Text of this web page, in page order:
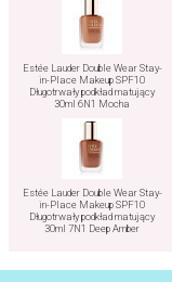
Estée Lauder Double Wear Stay-
in-Place Makeup SPF10
Długotrwały podkład matujący
30ml 6N1 Mocha
Estée Lauder Double Wear Stay-
in-Place Makeup SPF10
Długotrwały podkład matujący
30ml 7N1 Deep Amber